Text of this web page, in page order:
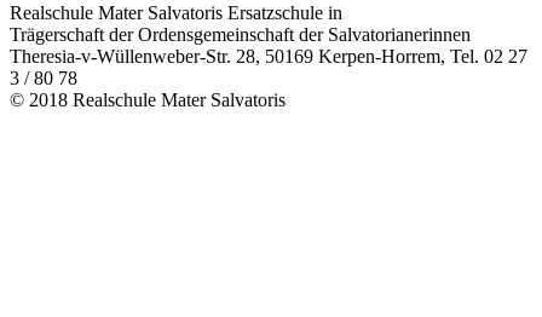
Realschule Mater Salvatoris Ersatzschule in
Trägerschaft der Ordensgemeinschaft der Salvatorianerinnen
Theresia-v-Wüllenweber-Str. 28, 50169 Kerpen-Horrem, Tel. 02 27
3 / 80 78
© 2018 Realschule Mater Salvatoris